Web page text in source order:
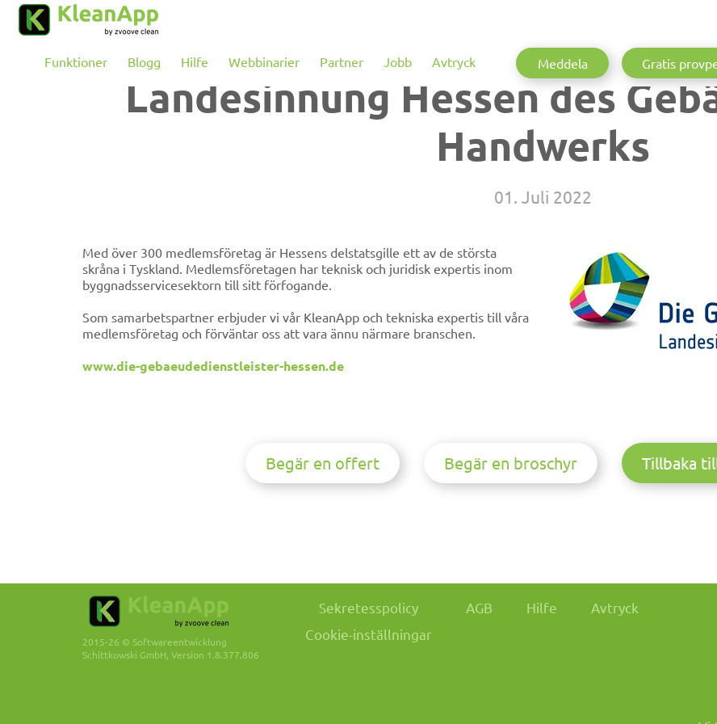
Hoppa till huvudinnehållet
Funktioner Blogg Hilfe Webbinarier Partner Jobb Avtryck Meddela Gratis
Landesinnung Hessen des
Handwerks
01. Juli 2022
Med över 300 medlemsföretag är Hessens delstatsgille ett av de största
skråna i Tyskland. Medlemsföretagen har teknisk och juridisk expertis inom
byggnadsservicesektorn till sitt förfogande.
Som samarbetspartner erbjuder vi vår KleanApp och tekniska expertis till våra
medlemsföretag och förväntar oss att vara ännu närmare branschen.
www.die-gebaeudedienstleister-hessen.de
Begär en offert Begär en broschyr Tillbaka
2015-26 © Softwareentwicklung
Schittkowski GmbH, Version 1.8.377.806
Sekretesspolicy
Cookie-inställningar
AGB Hilfe Avtryck